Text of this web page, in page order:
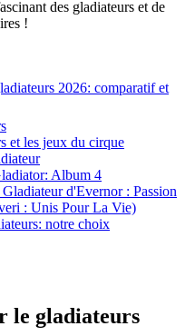
des gladiateurs et de
!
2026: comparatif et
et les jeux du cirque
Album 4
d'Evernor : Passion
: Unis Pour La Vie)
notre choix
le gladiateurs